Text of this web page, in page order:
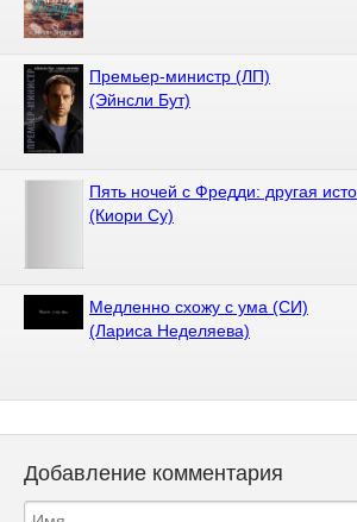
Премьер-министр (ЛП)
(Эйнсли Бут)
Пять ночей с Фредди: другая
(Киори Су)
Медленно схожу с ума (СИ)
(Лариса Неделяева)
Добавление комментария